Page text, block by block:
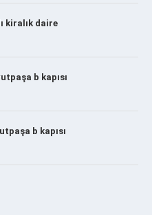
kiralık daire
b kapısı
b kapısı